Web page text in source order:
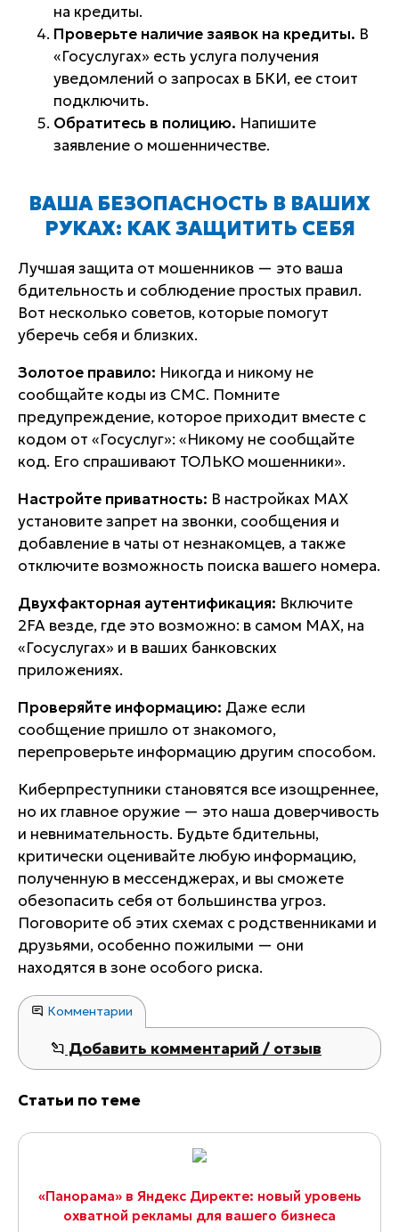
на кредиты.
Проверьте наличие заявок на кредиты. В
«Госуслугах» есть услуга получения
уведомлений о запросах в БКИ, ее стоит
подключить.
Обратитесь в полицию. Напишите
заявление о мошенничестве.
ВАША БЕЗОПАСНОСТЬ В ВАШИХ
РУКАХ: КАК ЗАЩИТИТЬ СЕБЯ
Лучшая защита от мошенников — это ваша
бдительность и соблюдение простых правил.
Вот несколько советов, которые помогут
уберечь себя и близких.
Золотое правило: Никогда и никому не
сообщайте коды из СМС. Помните
предупреждение, которое приходит вместе с
кодом от «Госуслуг»: «Никому не сообщайте
код. Его спрашивают ТОЛЬКО мошенники».
Настройте приватность: В настройках MAX
установите запрет на звонки, сообщения и
добавление в чаты от незнакомцев, а также
отключите возможность поиска вашего номера.
Двухфакторная аутентификация: Включите
2FA везде, где это возможно: в самом MAX, на
«Госуслугах» и в ваших банковских
приложениях.
Проверяйте информацию: Даже если
сообщение пришло от знакомого,
перепроверьте информацию другим способом.
Киберпреступники становятся все изощреннее,
но их главное оружие — это наша доверчивость
и невнимательность. Будьте бдительны,
критически оценивайте любую информацию,
полученную в мессенджерах, и вы сможете
обезопасить себя от большинства угроз.
Поговорите об этих схемах с родственниками и
друзьями, особенно пожилыми — они
находятся в зоне особого риска.
Комментарии
Добавить комментарий / отзыв
Статьи по теме
«Панорама» в Яндекс Директе: новый уровень
охватной рекламы для вашего бизнеса